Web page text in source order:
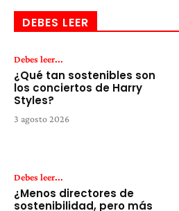
DEBES LEER
Debes leer...
¿Qué tan sostenibles son
los conciertos de Harry
Styles?
3 agosto 2026
Debes leer...
¿Menos directores de
sostenibilidad, pero más